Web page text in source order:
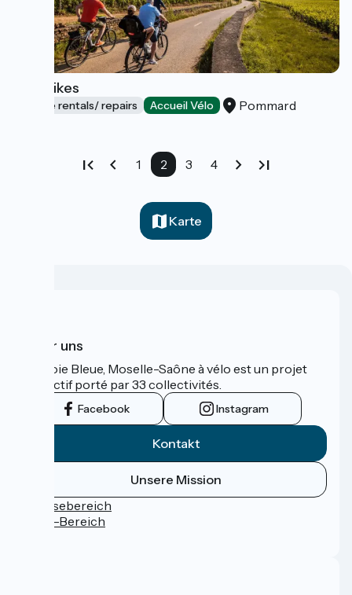
Pom'Bikes
Bicycle rentals/ repairs Accueil Vélo Pommard
1 2 3 4
Karte
Über uns
La Voie Bleue, Moselle-Saône à vélo est un projet
collectif porté par 33 collectivités.
Facebook Instagram
Kontakt
Unsere Mission
Pressebereich
Profi-Bereich